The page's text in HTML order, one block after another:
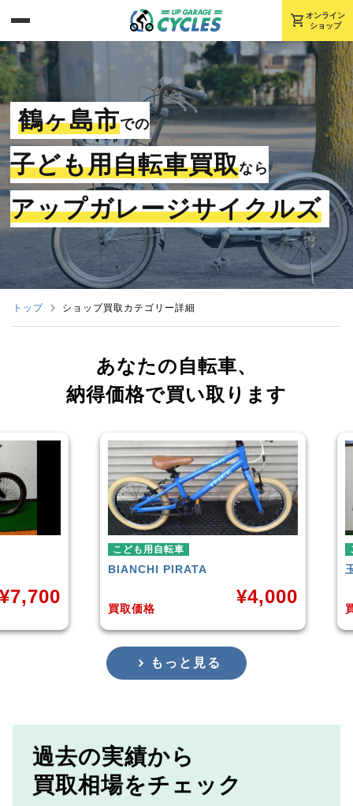
shopping_cart オンライン
ショップ
鶴ヶ島市での
子ども用自転車買取なら
アップガレージサイクルズ
トップ ショップ買取カテゴリー詳細
あなたの自転車、
納得価格で買い取ります
PIRATA
買取価格 買取価格
もっと見る
過去の実績から
買取相場をチェック